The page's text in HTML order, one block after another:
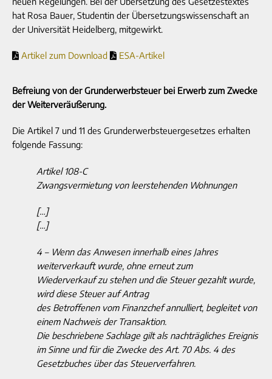
hat Rosa Bauer, Studentin der Übersetzungswissenschaft an
der Universität Heidelberg, mitgewirkt.
Artikel zum Download ESA-Artikel
Befreiung von der Grunderwerbsteuer bei Erwerb zum Zwecke
der Weiterveräußerung.
Die Artikel 7 und 11 des Grunderwerbsteuergesetzes erhalten
folgende Fassung:
Artikel 108-C
Zwangsvermietung von leerstehenden Wohnungen
[…]
[…]
4 – Wenn das Anwesen innerhalb eines Jahres
weiterverkauft wurde, ohne erneut zum
Wiederverkauf zu stehen und die Steuer gezahlt wurde,
wird diese Steuer auf Antrag
des Betroffenen vom Finanzchef annulliert, begleitet von
einem Nachweis der Transaktion.
Die beschriebene Sachlage gilt als nachträgliches Ereignis
im Sinne und für die Zwecke des Art. 70 Abs. 4 des
Gesetzbuches über das Steuerverfahren.